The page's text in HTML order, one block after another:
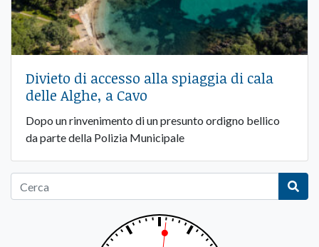
Divieto di accesso alla spiaggia di cala
delle Alghe, a Cavo
Dopo un rinvenimento di un presunto ordigno bellico
da parte della Polizia Municipale